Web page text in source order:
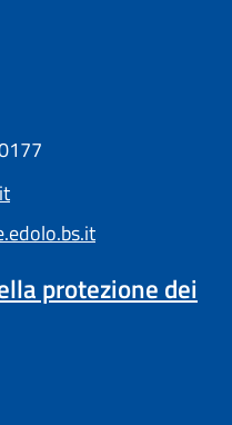
protezione dei